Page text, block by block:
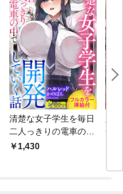
清楚な女子学生を毎日
二人っきりの電車の中
で開発していく話【フ
1,430
チ